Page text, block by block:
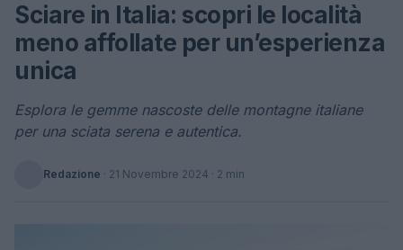
Sciare in Italia: scopri le località
meno affollate per un’esperienza
unica
Esplora le gemme nascoste delle montagne italiane
per una sciata serena e autentica.
Redazione · 21 Novembre 2024 · 2 min